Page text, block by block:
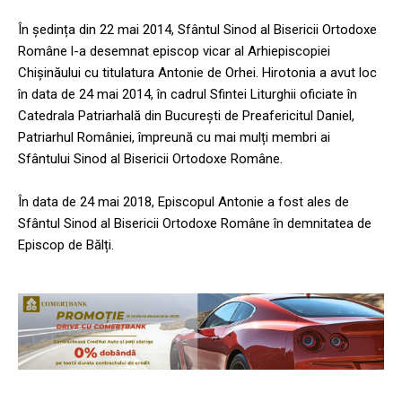
În ședința din 22 mai 2014, Sfântul Sinod al Bisericii Ortodoxe
Române l-a desemnat episcop vicar al Arhiepiscopiei
Chișinăului cu titulatura Antonie de Orhei. Hirotonia a avut loc
în data de 24 mai 2014, în cadrul Sfintei Liturghii oficiate în
Catedrala Patriarhală din București de Preafericitul Daniel,
Patriarhul României, împreună cu mai mulți membri ai
Sfântului Sinod al Bisericii Ortodoxe Române.
În data de 24 mai 2018, Episcopul Antonie a fost ales de
Sfântul Sinod al Bisericii Ortodoxe Române în demnitatea de
Episcop de Bălți.